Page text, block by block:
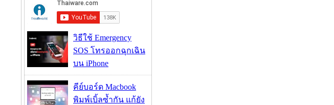
วิธีใช้ Emergency
SOS โทรออกฉุกเฉิน
บน iPhone
คีย์บอร์ด Macbook
พิมพ์เบิ้ลซ้ำกัน แก้ยัง